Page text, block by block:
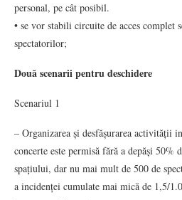
personal, pe cât posibil.
• se vor stabili circuite de acces complet
spectatorilor;
Două scenarii pentru deschidere
Scenariul 1
– Organizarea și desfășurarea activității
concerte este permisă fără a depăși 50%
spațiului, dar nu mai mult de 500 de
a incidenței cumulate mai mică de 1,5/